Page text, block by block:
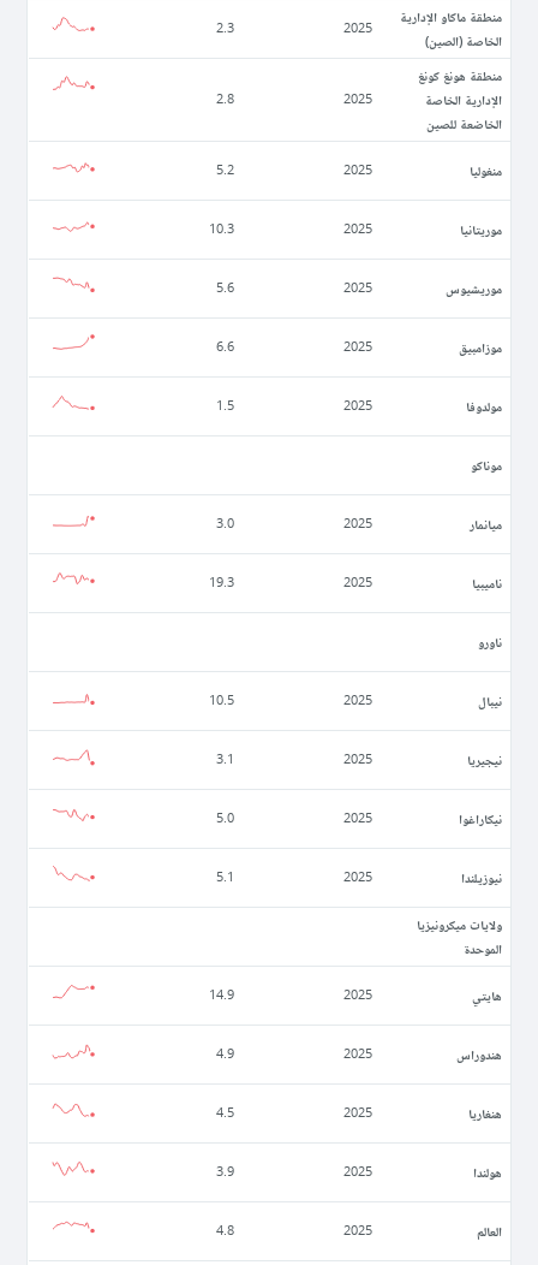
منطقة ماكاو الإدارية
الخاصة (الصين)
2025
2.3
منطقة هونغ كونغ
الإدارية الخاصة
الخاضعة للصين
2025
2.8
منغوليا 2025
5.2
موريتانيا 2025
10.3
موريشيوس 2025
5.6
موزامبيق 2025
6.6
مولدوفا 2025
1.5
موناكو
ميانمار 2025
3.0
ناميبيا 2025
19.3
ناورو
نيبال 2025
10.5
نيجيريا 2025
3.1
نيكاراغوا 2025
5.0
نيوزيلندا 2025
5.1
ولايات ميكرونيزيا
الموحدة
ھايتي 2025
14.9
ھندوراس 2025
4.9
ھنغاريا 2025
4.5
ھولندا 2025
3.9
العالم 2025
4.8